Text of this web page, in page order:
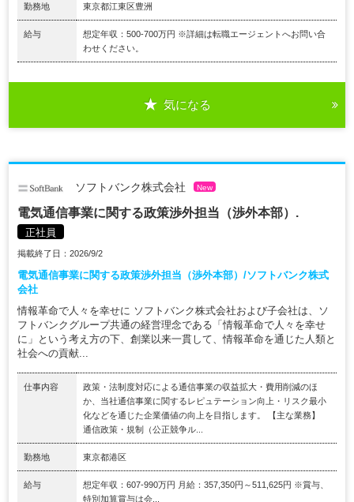
勤務地 東京都江東区豊洲
給与
想定年収：500-700万円 ※詳細は転職エージェントへお問い合
わせください。
気になる
ソフトバンク株式会社 New
電気通信事業に関する政策渉外担当（渉外本部）.
正社員
掲載終了日：2026/9/2
電気通信事業に関する政策渉外担当（渉外本部）/ソフトバンク株式
会社
情報革命で人々を幸せに ソフトバンク株式会社および子会社は、ソ
フトバンクグループ共通の経営理念である「情報革命で人々を幸せ
に」という考え方の下、創業以来一貫して、情報革命を通じた人類と
社会への貢献...
仕事内容
政策・法制度対応による通信事業の収益拡大・費用削減のほ
か、当社通信事業に関するレピュテーション向上・リスク最小
化などを通じた企業価値の向上を目指します。 【主な業務】
通信政策・規制（公正競争ル...
勤務地 東京都港区
給与
想定年収：607-990万円 月給：357,350円～511,625円 ※賞与、
特別加算賞与は会...